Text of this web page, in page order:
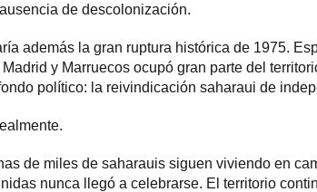
de descolonización.
además la gran ruptura histórica de 1975.
y Marruecos ocupó gran parte del
político: la reivindicación saharaui de
de miles de saharauis siguen viviendo en
nunca llegó a celebrarse. El territorio